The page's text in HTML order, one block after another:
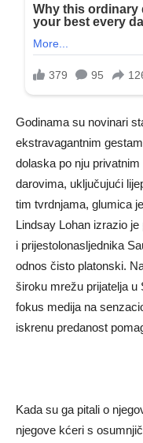
Godinama su novinari
ekstravagantnim
dolaska po nju
darovima, uključujući
tim tvrdnjama, glumica
Lindsay Lohan izrazio
i prijestolonasljednika
odnos čisto platonski.
široku mrežu prijatelja u
fokus medija na
iskrenu predanost
Kada su ga pitali o
njegove kćeri s